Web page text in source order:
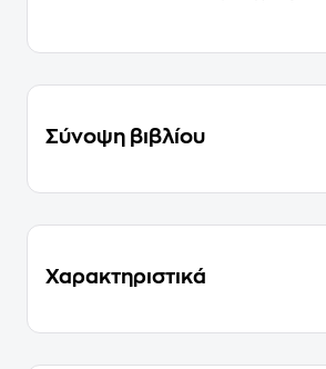
Σύνοψη βιβλίου
Χαρακτηριστικά